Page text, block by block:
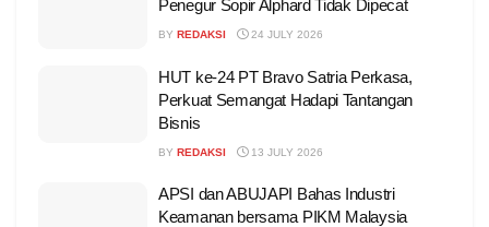
Penegur Sopir Alphard Tidak Dipecat
BY REDAKSI 24 JULY 2026
HUT ke-24 PT Bravo Satria Perkasa,
Perkuat Semangat Hadapi Tantangan
Bisnis
BY REDAKSI 13 JULY 2026
APSI dan ABUJAPI Bahas Industri
Keamanan bersama PIKM Malaysia